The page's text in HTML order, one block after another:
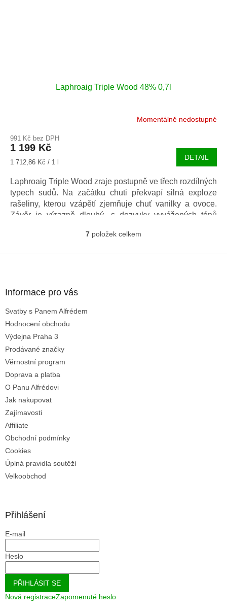
Laphroaig Triple Wood 48% 0,7l
Momentálně nedostupné
991 Kč bez DPH
1 199 Kč
Měrná
1 712,86 Kč / 1 l
DETAIL
Laphroaig Triple Wood zraje postupně ve třech rozdílných
typech sudů. Na začátku chuti překvapí silná exploze
rašeliny, kterou vzápětí zjemňuje chuť vanilky a ovoce.
Závěr je výrazně dlouhý, s dozvuky vyvážených tónů
O
l
7 položek celkem
Informace pro vás
Svatby s Panem Alfrédem
Hodnocení obchodu
Výdejna Praha 3
Prodávané značky
Věrnostní program
Doprava a platba
O Panu Alfrédovi
Jak nakupovat
Zajímavosti
Affiliate
Obchodní podmínky
Cookies
Úplná pravidla soutěží
Velkoobchod
Přihlášení
E-mail
Heslo
PŘIHLÁSIT SE
Nová registraceZapomenuté heslo